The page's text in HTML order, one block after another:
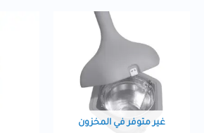
غير متوفر في المخزون